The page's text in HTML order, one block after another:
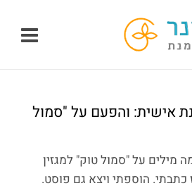
אישית: והפעם על "סמול
מילים על "סמול טוק" למגזין